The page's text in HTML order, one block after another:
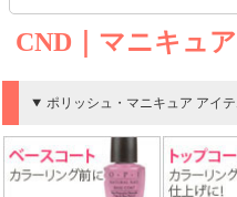
CND｜マニキュ
ポリッシュ・マニキュア アイ